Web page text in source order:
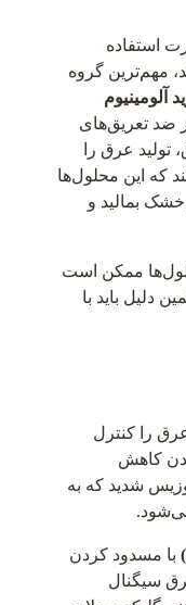
استفاده
مهم‌ترین گروه
آلومینیوم
ضد تعریق‌های
عرق را
که این محلول‌ها
بمالید و
ممکن است
دلیل باید با
را کنترل
بدن کاهش
شدید که به
با مسدود کردن
سیگنال